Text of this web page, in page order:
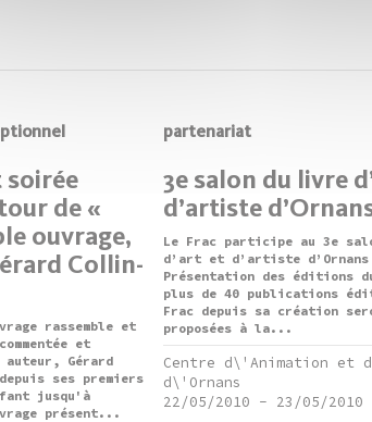
soirée
de «
ouvrage,
Collin-
rassemble et
et
Gérard
ses premiers
jusqu'à
présent...
partenariat
3e salon du livre
d’artiste
Le Frac participe au 3e
d’art et d’artiste d’Ornans
Présentation des éditions
plus de 40 publications
Frac depuis sa création
proposées à la...
Centre d\'Animation et
d\'Ornans
22/05/2010 - 23/05/2010